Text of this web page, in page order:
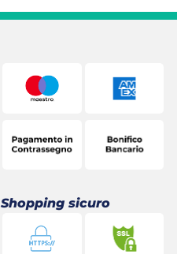
Shopping sicuro